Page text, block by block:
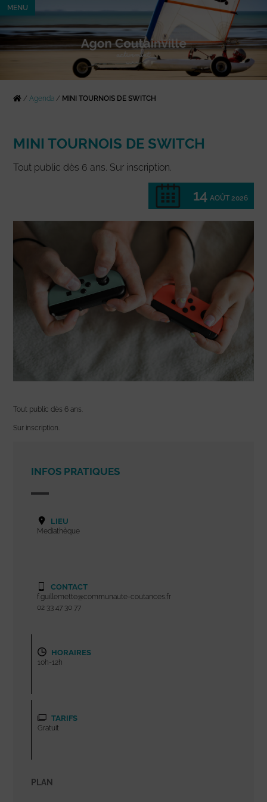
MENU
/Agenda / MINI TOURNOIS DE SWITCH
MINI TOURNOIS DE SWITCH
Tout public dès 6 ans. Sur inscription.
14 AOÛT 2026
Tout public dès 6 ans.
Sur inscription.
INFOS PRATIQUES
LIEU
Mediathèque
CONTACT
f.guillemette@communaute-coutances.fr
02 33 47 30 77
HORAIRES
10h-12h
TARIFS
Gratuit
PLAN